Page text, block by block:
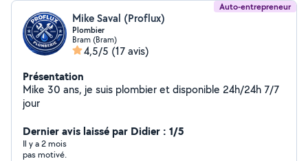
Auto-entrepreneur
Mike Saval (Proflux)
Plombier
Bram (Bram)
4,5/5 (17 avis)
Présentation
Mike 30 ans, je suis plombier et disponible 24h/24h 7/7
jour
Dernier avis laissé par Didier : 1/5
Il y a 2 mois
pas motivé.